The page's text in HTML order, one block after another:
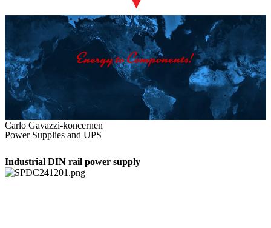
Carlo Gavazzi-koncernen
Power Supplies and UPS
Industrial DIN rail power supply